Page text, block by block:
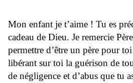
Mon enfant je t’aime ! Tu es
cadeau de Dieu. Je remercie
permettre d’être un père pour
libérant sur toi la guérison de
de négligence et d’abus que tu